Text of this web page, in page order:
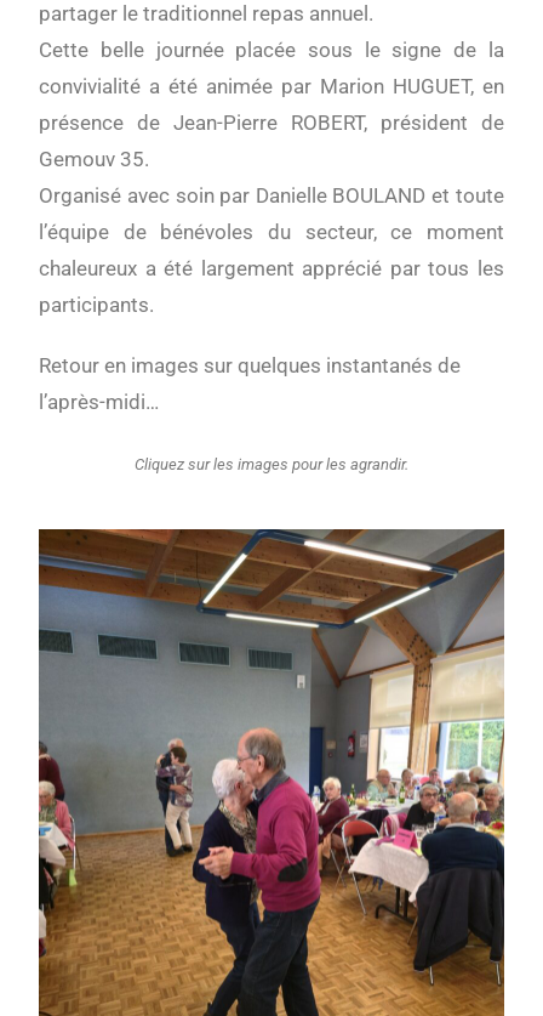
partager le traditionnel repas annuel.
Cette belle journée placée sous le signe de la
convivialité a été animée par Marion HUGUET, en
présence de Jean-Pierre ROBERT, président de
Gemouv 35.
Organisé avec soin par Danielle BOULAND et toute
l’équipe de bénévoles du secteur, ce moment
chaleureux a été largement apprécié par tous les
participants.
Retour en images sur quelques instantanés de
l’après-midi…
Cliquez sur les images pour les agrandir.